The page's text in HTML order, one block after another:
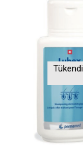
Tükendi